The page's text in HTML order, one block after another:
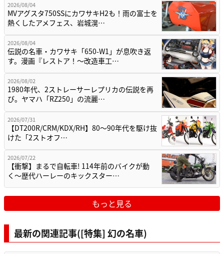
2026/08/04
MVアグスタ750SSにカワサキH2も！雨の富士を
熱くしたアメフェス、岩城滉…
2026/08/04
伝説の名車・カワサキ「650-W1」が息吹き返
す。漫画『レストア！～改造車工…
2026/08/02
1980年代、2ストレーサーレプリカの伝説を再
び。ヤマハ「RZ250」の流麗…
2026/07/31
【DT200R/CRM/KDX/RH】80〜90年代を駆け抜
けた「2ストオフ…
2026/07/22
【衝撃】まるで自転車! 114年前のバイクが動
く〜歴代ハーレーのキックスター…
もっと見る
最新の関連記事([特集] 幻の名車)